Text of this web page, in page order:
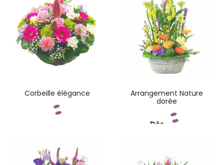
Corbeille élégance
Arrangement Nature
dorée
Dès